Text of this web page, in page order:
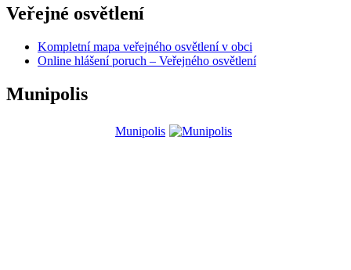
Veřejné osvětlení
Kompletní mapa veřejného osvětlení v obci
Online hlášení poruch – Veřejného osvětlení
Munipolis
Munipolis